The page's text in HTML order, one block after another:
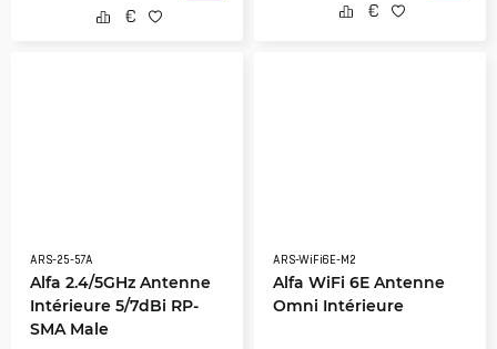
ARS-25-57A
Alfa 2.4/5GHz Antenne
Intérieure 5/7dBi RP-
SMA Male
ARS-WiFi6E-M2
Alfa WiFi 6E Antenne
Omni Intérieure